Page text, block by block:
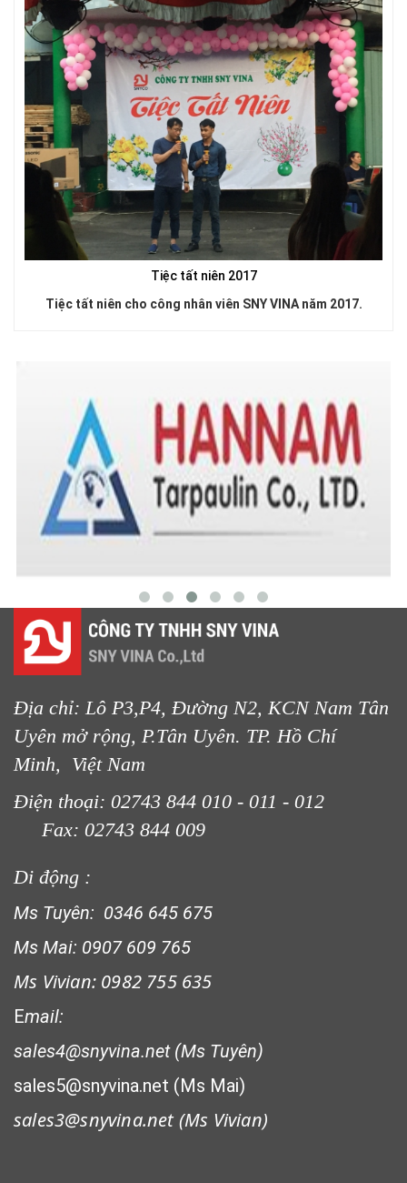
LƯỚI HÀNG RÀO HÌNH CHỮ NHẬT
LƯỚI CHẮN NẮNG
LƯỚI HÀNG RÀO HÌNH VUÔNG
LƯỚI CHE NẮNG
LƯỚI HÀNG RÀO HÌNH CHỮ NHẬT
LƯỚI CHẮN CHIM
Tiệc tất niên 2017
Tiệc tất niên cho công nhân viên SNY VINA năm 2017.
Địa chỉ: Lô P3,P4, Đường N2, KCN Nam Tân
Uyên mở rộng, P.Tân Uyên. TP. Hồ Chí
Minh, Việt Nam
Điện thoại: 02743 844 010 - 011 - 012
Fax: 02743 844 009
Di động :
Ms Tuyên: 0346 645 675
Ms Mai: 0907 609 765
Ms Vivian: 0982 755 635
Email:
sales4@snyvina.net (Ms Tuyên)
sales5@snyvina.net (Ms Mai)
sales3@snyvina.net (Ms Vivian)